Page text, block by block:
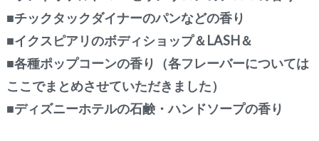
■チックタックダイナーのパンなどの香り
■イクスピアリのボディショップ＆LASH＆
■各種ポップコーンの香り（各フレーバーについては
ここでまとめさせていただきました）
■ディズニーホテルの石鹸・ハンドソープの香り